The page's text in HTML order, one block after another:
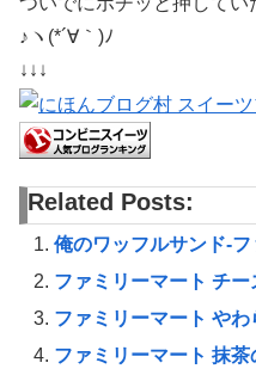
♪ヽ(*´∀｀)ﾉ
↓↓↓
Related Posts:
俺のワッフルサンド-フ
ファミリーマート チ
ファミリーマート や
ファミリーマート 抹